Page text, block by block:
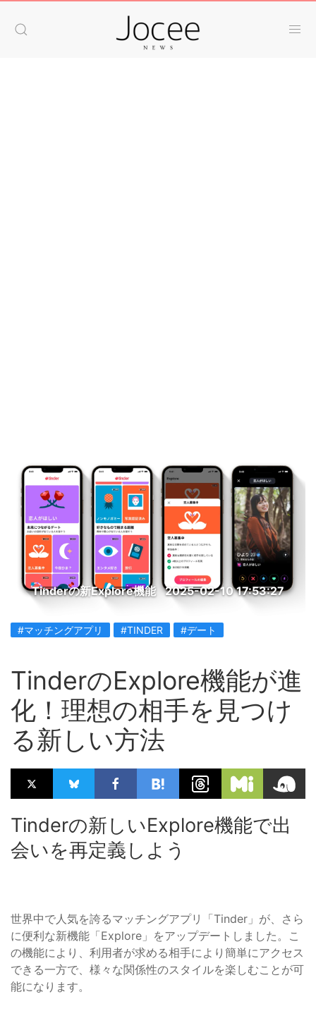
Tinderの新Explore機能 2025-02-10 17:53:27
#マッチングアプリ #TINDER #デート
TinderのExplore機能が進
化！理想の相手を見つけ
る新しい方法
Tinderの新しいExplore機能で出
会いを再定義しよう
世界中で人気を誇るマッチングアプリ「Tinder」が、さら
に便利な新機能「Explore」をアップデートしました。こ
の機能により、利用者が求める相手により簡単にアクセス
できる一方で、様々な関係性のスタイルを楽しむことが可
能になります。